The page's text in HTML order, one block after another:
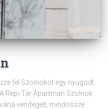
fel Szolnokot egy nyugodt,
Repi-Tár Apartman Szolnok
vendégeit, mindössze